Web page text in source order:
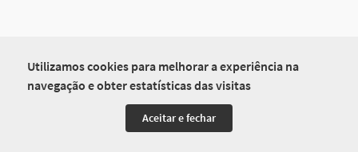
Utilizamos cookies para melhorar a experiência na
navegação e obter estatísticas das visitas
Aceitar e fechar